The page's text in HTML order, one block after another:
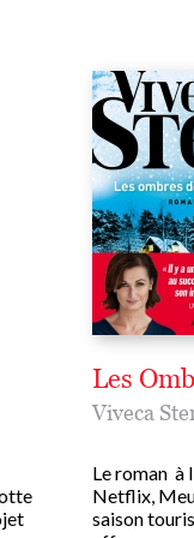
Les
Viveca
Le roman à
Netflix,
saison